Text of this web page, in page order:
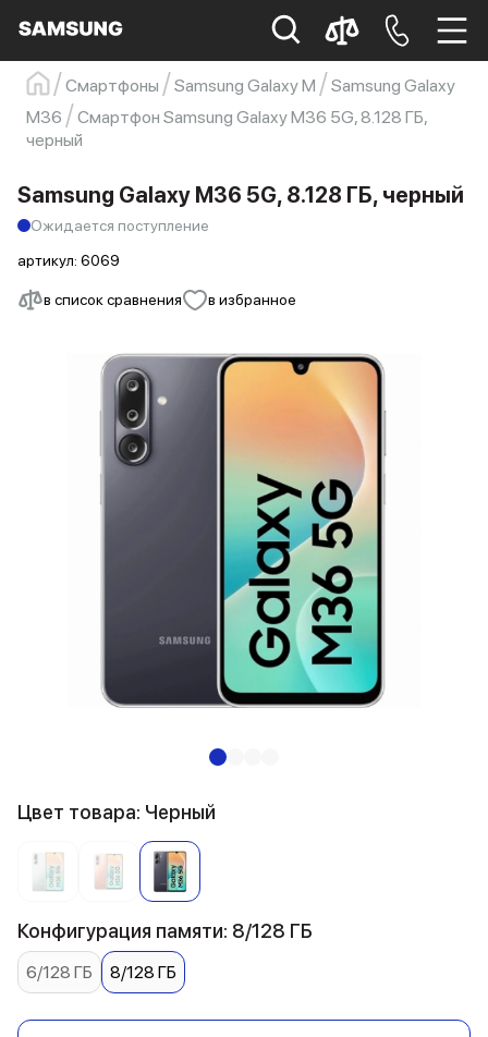
Samsung Смартфон s23
s23 ultra
Galaxy S22
Смартфоны Samsung Galaxy M
Samsung Galaxy
M36
Смартфон Samsung Galaxy M36 5G, 8.128 ГБ,
черный
в список сравнения в избранное
Samsung Galaxy M36 5G, 8.128 ГБ, черный
Ожидается поступление
артикул: 6069
Цвет товара: Черный
Конфигурация памяти: 8/128 ГБ
6/128 ГБ 8/128 ГБ